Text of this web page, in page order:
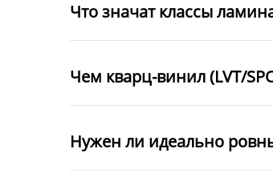
Что значат классы
Чем кварц-винил (LVT/
Нужен ли идеально